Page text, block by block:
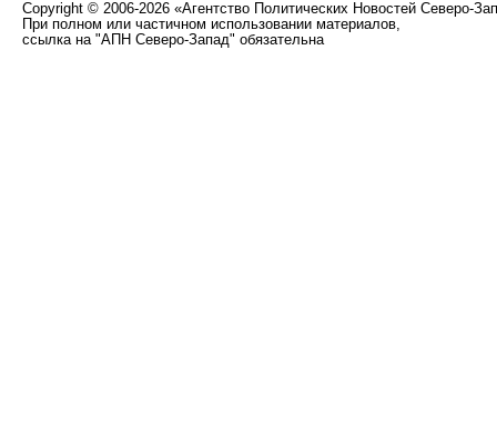
Copyright © 2006-2026 «Агентство Политических Новостей Северо-
При полном или частичном использовании материалов,
ссылка на "АПН Северо-Запад" обязательна